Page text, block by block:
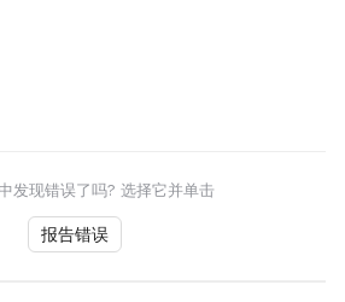
发现错误了吗? 选择它并单击
报告错误